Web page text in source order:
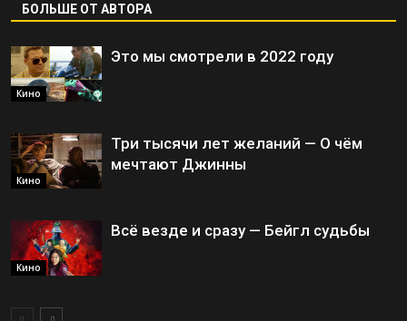
БОЛЬШЕ ОТ АВТОРА
Кино
Это мы смотрели в 2022 году
Кино
Три тысячи лет желаний — О чём
мечтают Джинны
Кино
Всё везде и сразу — Бейгл судьбы